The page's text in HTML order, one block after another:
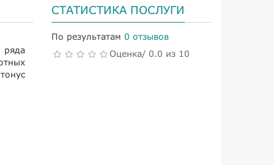
ряда
СТАТИСТИКА ПОСЛУГИ
По результатам 0 отзывов
Оценка/ 0.0 из 10